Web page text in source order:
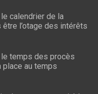
calendrier de la
l’otage des intérêts
temps des procès
au temps